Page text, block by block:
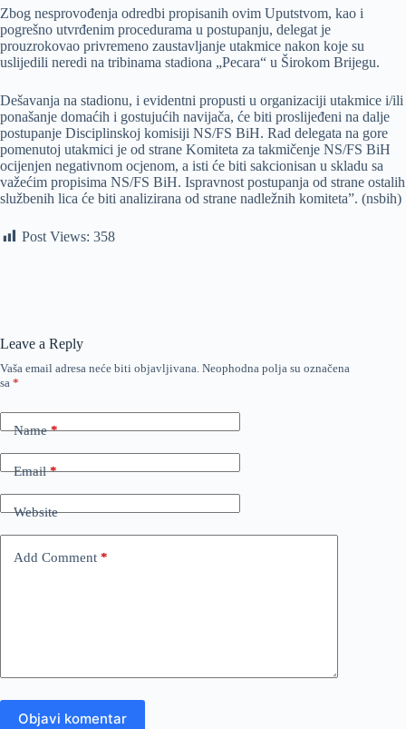
Zbog nesprovođenja odredbi propisanih ovim Uputstvom, kao i
pogrešno utvrđenim procedurama u postupanju, delegat je
prouzrokovao privremeno zaustavljanje utakmice nakon koje su
uslijedili neredi na tribinama stadiona „Pecara“ u Širokom Brijegu.
Dešavanja na stadionu, i evidentni propusti u organizaciji utakmice i/ili
ponašanje domaćih i gostujućih navijača, će biti proslijeđeni na dalje
postupanje Disciplinskoj komisiji NS/FS BiH. Rad delegata na gore
pomenutoj utakmici je od strane Komiteta za takmičenje NS/FS BiH
ocijenjen negativnom ocjenom, a isti će biti sakcionisan u skladu sa
važećim propisima NS/FS BiH. Ispravnost postupanja od strane ostalih
službenih lica će biti analizirana od strane nadležnih komiteta”. (nsbih)
Post Views: 358
Leave a Reply
Vaša email adresa neće biti objavljivana. Neophodna polja su označena
sa *
Name*
Email*
Website
Add Comment *
Objavi komentar